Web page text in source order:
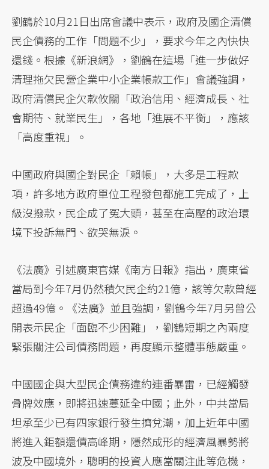
劉鶴於10月21日出席會議中表示，政府及國企清償
民企債務的工作「問題不少」，要求今年之內快快
還錢。根據《新浪網》，劉鶴在這場「進一步做好
清理拖欠民營企業中小企業帳款工作」會議強調，
政府清償民企欠款攸關「政治信用、經濟成長、社
會期待、就業民生」，各地「進展不平衡」，應該
「高度重視」。
中國政府與國企對民企「賴帳」，大多是工程款
項，許多地方政府單位工程發包都施工完成了，上
級沒撥款，民企成了冤大頭，甚至在高壓的政治環
境下投訴無門、欲哭無淚。
《法廣》引述廣東官媒《南方日報》指出，廣東省
當局到今年7月仍然積欠民企約21億，該等欠款曾經
超過49億。《法廣》並且強調，劉鶴今年7月另曾公
開表示民企「面臨不少困難」，劉鶴短期之內兩度
緊張關注公司債務問題，再度顯示整體事態嚴重。
中國國企與大型民企債務違約連番暴雷，已經觸發
骨牌效應，即將迅速蔓延全中國；此外，中共當局
坦承至少已有四家銀行發生擠兌潮，加上近年中國
將進入鉅額還債高峰期，隱然成形的經濟風暴勢將
波及中國境外，聰明的投資人應當關注此等危機，